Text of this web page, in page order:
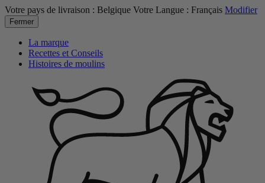
Votre pays de livraison : Belgique Votre Langue : Français Modifier
Fermer
La marque
Recettes et Conseils
Histoires de moulins